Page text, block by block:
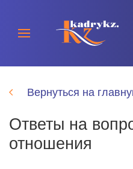
Вернуться на
Ответы на
отношения